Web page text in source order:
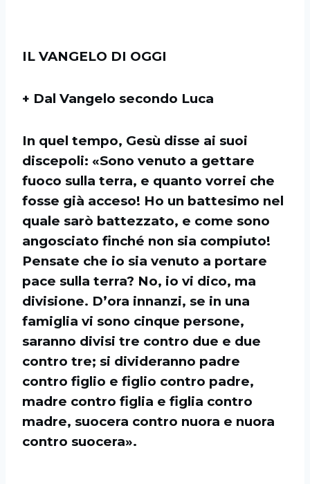
IL VANGELO DI OGGI
+ Dal Vangelo secondo Luca
In quel tempo, Gesù disse ai suoi
discepoli: «Sono venuto a gettare
fuoco sulla terra, e quanto vorrei che
fosse già acceso! Ho un battesimo nel
quale sarò battezzato, e come sono
angosciato finché non sia compiuto!
Pensate che io sia venuto a portare
pace sulla terra? No, io vi dico, ma
divisione. D’ora innanzi, se in una
famiglia vi sono cinque persone,
saranno divisi tre contro due e due
contro tre; si divideranno padre
contro figlio e figlio contro padre,
madre contro figlia e figlia contro
madre, suocera contro nuora e nuora
contro suocera».